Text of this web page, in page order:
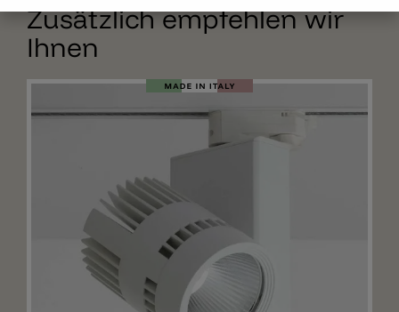
Zusätzlich empfehlen wir
Ihnen